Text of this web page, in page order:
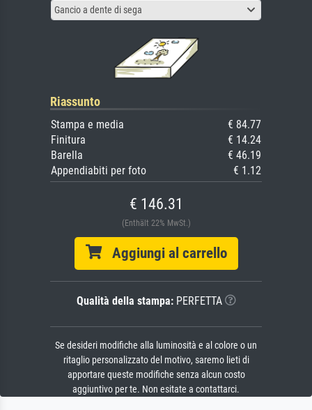
Gancio a dente di sega
Riassunto
Stampa e media
€ 84.77
Finitura
€ 14.24
Barella
€ 46.19
Appendiabiti per foto
€ 1.12
€ 146.31
(Enthält 22% MwSt.)
Aggiungi al carrello
Qualità della stampa:PERFETTA
Se desideri modifiche alla luminosità e al colore o un
ritaglio personalizzato del motivo, saremo lieti di
apportare queste modifiche senza alcun costo
aggiuntivo per te. Non esitate a contattarci.